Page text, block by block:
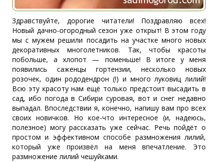
Здравствуйте, дорогие читатели! Поздравляю всех!
Новый дачно-огородный сезон уже открыт! В этом году
мы с мужем решили посадить на участке много новых
декоративных многолетников. Так, чтобы красоты
побольше, а хлопот — поменьше! В итоге у меня
появились саженцы гортензии, несколько новых
розочек, один рододендрон (!) и много луковиц лилий!
Всю эту красоту нам ещё только предстоит высадить в
сад, ибо погода в Сибири суровая, вот и снег недавно
выпадал. Впоследствии я, конечно, напишу вам про всех
своих новичков. Но кое-что интересное (и, надеюсь,
полезное) могу рассказать уже сейчас. Речь пойдёт о
простом и эффективном способе размножения лилий,
который уже произвёл на меня впечатление. Это
размножение лилий чешуйками.